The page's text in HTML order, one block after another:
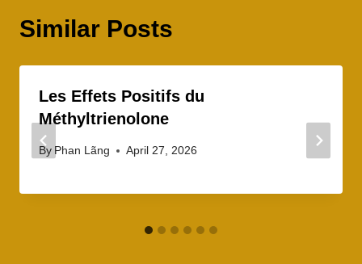
Similar Posts
Les Effets Positifs du
Méthyltrienolone
By Phan Lãng April 27, 2026